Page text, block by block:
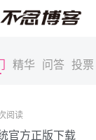
精华 问答 投票
阅读
官方正版下载